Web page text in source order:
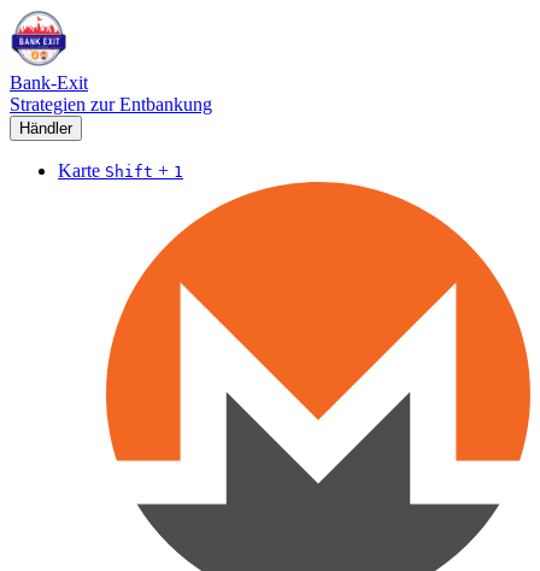
Bank-Exit
Strategien zur Entbankung
Händler
Karte Shift + 1